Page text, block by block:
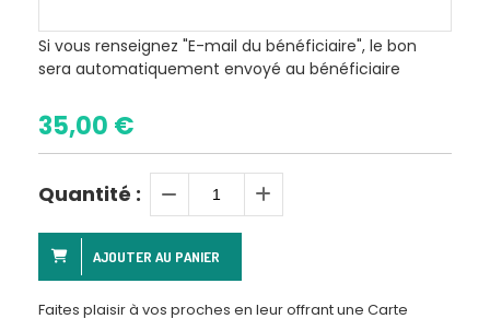
Si vous renseignez "E-mail du bénéficiaire", le bon
sera automatiquement envoyé au bénéficiaire
35,00 €
Quantité :
AJOUTER AU PANIER
Faites plaisir à vos proches en leur offrant une Carte